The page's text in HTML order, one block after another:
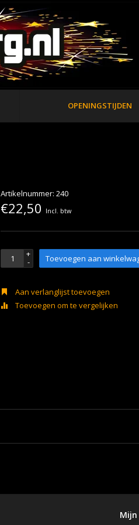
OPENINGSTIJDEN
Artikelnummer: 240
€22,50 Incl. btw
+
- Toevoegen aan
Aan verlanglijst toevoegen
Toevoegen om te vergelijken